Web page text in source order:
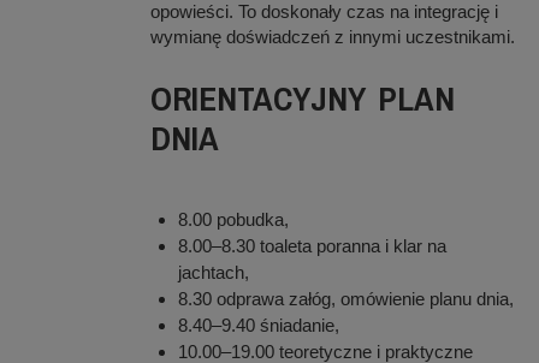
opowieści. To doskonały czas na integrację i
wymianę doświadczeń z innymi uczestnikami.
ORIENTACYJNY PLAN
DNIA
8.00 pobudka,
8.00–8.30 toaleta poranna i klar na
jachtach,
8.30 odprawa załóg, omówienie planu dnia,
8.40–9.40 śniadanie,
10.00–19.00 teoretyczne i praktyczne